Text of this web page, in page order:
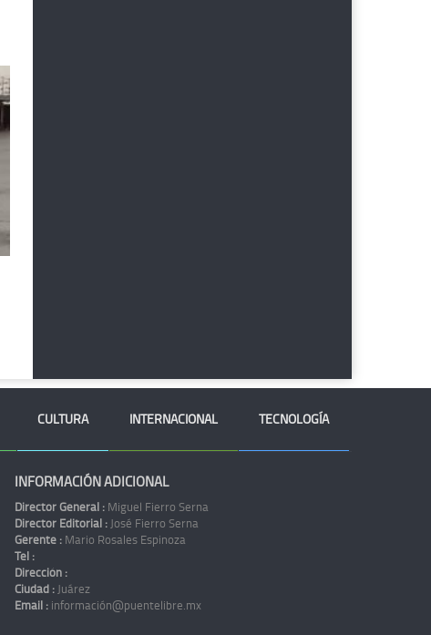
CULTURA INTERNACIONAL TECNOLOGÍA
INFORMACIÓN ADICIONAL
Director General : Miguel Fierro Serna
Director Editorial : José Fierro Serna
Gerente : Mario Rosales Espinoza
Tel :
Dirección :
Ciudad : Juárez
Email : información@puentelibre.mx